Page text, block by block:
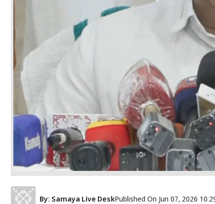
By: Samaya Live DeskPublished On Jun 07, 2026